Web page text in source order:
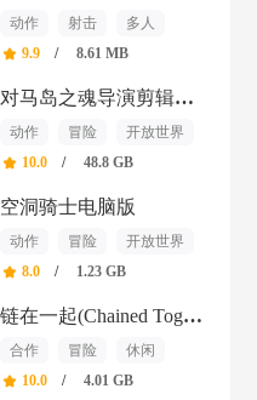
动作 射击
多人
9.9
/ 8.61 MB
对马岛之魂导演剪辑版中文版
动作 冒险
开放世界
10.0
/ 48.8 GB
空洞骑士电脑版
动作 冒险
开放世界
8.0
/ 1.23 GB
链在一起(Chained Together)
合作 冒险
休闲
10.0
/ 4.01 GB